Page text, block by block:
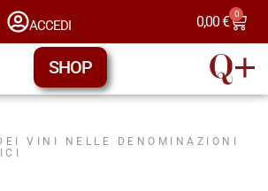
ACCEDI 0,00€ 0
SHOP
VINI NELLE DENOMINAZIONI